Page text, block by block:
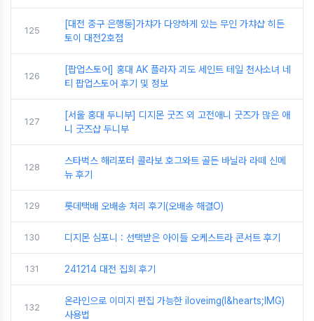
125
[대전 중구 은행동]가챠가 다양하게 있는 무인 가챠샵 히든
토이 대전2호점
126
[팝업스토어] 홍대 AK 플라자 괴도 세인트 테일 천사소녀 네
티 팝업스토어 후기 및 정보
127
[서울 홍대 두니부] 디지몬 굿즈 외 고전애니 굿즈가 많은 애
니 굿즈샵 두니부
128
스타벅스 해리포터 콜라보 호그와트 골든 바닐라 라떼 신메
뉴 후기
129 롯데택배 오배송 처리 후기(오배송 해결O)
130 디지몬 심포니 : 선택받은 아이들 오케스트라 콘서트 후기
131 241214 대전 집회 후기
132
온라인으로 이미지 편집 가능한 iloveimg(I&hearts;IMG)
사용법